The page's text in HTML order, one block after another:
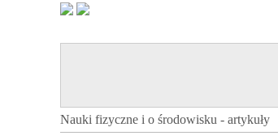
Nauki fizyczne i o środowisku - artykuły